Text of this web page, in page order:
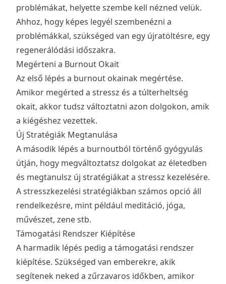
problémákat, helyette szembe kell nézned velük.
Ahhoz, hogy képes legyél szembenézni a
problémákkal, szükséged van egy újratöltésre, egy
regenerálódási időszakra.
Megérteni a Burnout Okait
Az első lépés a burnout okainak megértése.
Amikor megérted a stressz és a túlterheltség
okait, akkor tudsz változtatni azon dolgokon, amik
a kiégéshez vezettek.
Új Stratégiák Megtanulása
A második lépés a burnoutból történő gyógyulás
útján, hogy megváltoztatsz dolgokat az életedben
és megtanulsz új stratégiákat a stressz kezelésére.
A stresszkezelési stratégiákban számos opció áll
rendelkezésre, mint például meditáció, jóga,
művészet, zene stb.
Támogatási Rendszer Kiépítése
A harmadik lépés pedig a támogatási rendszer
kiépítése. Szükséged van emberekre, akik
segítenek neked a zűrzavaros időkben, amikor